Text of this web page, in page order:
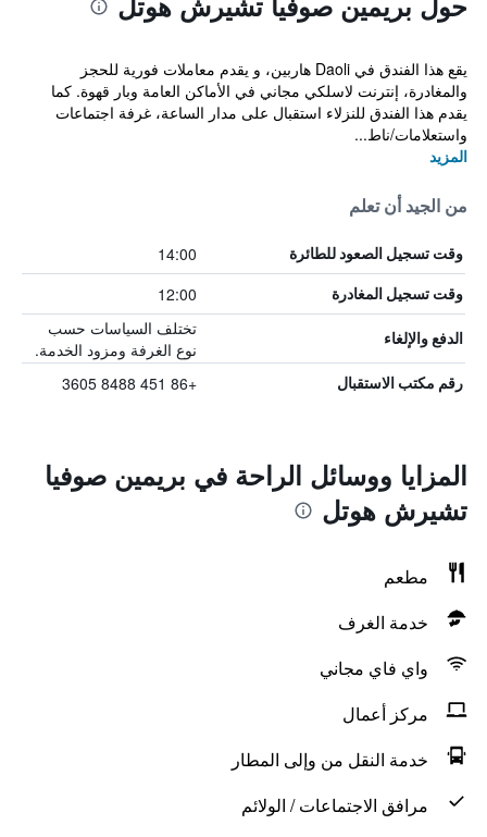
يقع هذا الفندق في Daoli هاربين، و يقدم معاملات فورية للحجز
والمغادرة، إنترنت لاسلكي مجاني في الأماكن العامة وبار قهوة. كما
يقدم هذا الفندق للنزلاء استقبال على مدار الساعة، غرفة اجتماعات
واستعلامات/ناط...
المزيد
من الجيد أن تعلم
وقت تسجيل الصعود للطائرة 14:00
وقت تسجيل المغادرة 12:00
الدفع والإلغاء
تختلف السياسات حسب
نوع الغرفة ومزود الخدمة.
رقم مكتب الاستقبال +86 451 8488 3605
المزايا ووسائل الراحة في بريمين صوفيا
تشيرش هوتل
مطعم
خدمة الغرف
واي فاي مجاني
مركز أعمال
خدمة النقل من وإلى المطار
مرافق الاجتماعات / الولائم